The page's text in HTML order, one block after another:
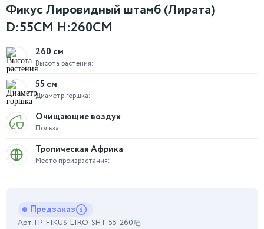
Фикус Лировидный штамб (Лирата)
D:55СМ H:260СМ
Высота растения:
260 см
Диаметр горшка:
55 см
Польза:
Очищающие воздух
Место произрастания:
Тропическая Африка
Предзаказ
Арт.TP-FIKUS-LIRO-SHT-55-260